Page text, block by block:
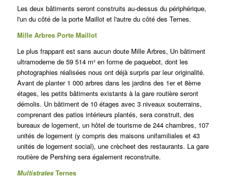
Les deux bâtiments seront construits au-dessus du périphérique,
l'un du côté de la porte Maillot et l'autre du côté des Ternes.
Mille ArbresPorte Maillot
Le plus frappant est sans aucun doute Mille Arbres, Un bâtiment
ultramoderne de 59 514 m² en forme de paquebot, dont les
photographies réalisées nous ont déjà surpris par leur originalité.
Avant de planter 1 000 arbres dans les jardins des 1er et 8ème
étages, les petits bâtiments existants à la gare routière seront
démolis. Un bâtiment de 10 étages avec 3 niveaux souterrains,
comprenant des patios intérieurs plantés, sera construit, des
bureaux de logement, un hôtel de tourisme de 244 chambres, 107
unités de logement (y compris des maisons unifamiliales et 43
unités de logement social), une crècheet des restaurants. La gare
routière de Pershing sera également reconstruite.
MultistratesTernes